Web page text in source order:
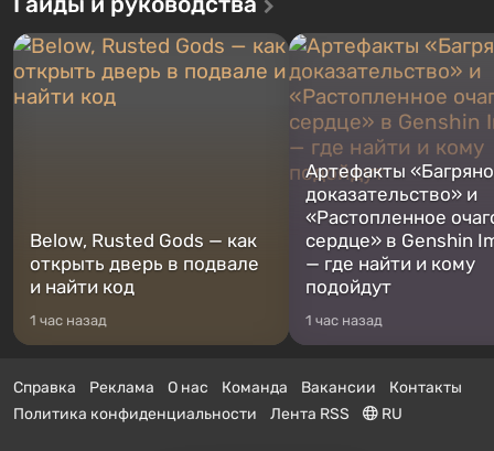
Below, Rusted Gods — как
открыть дверь в подвале
и найти код
1 час назад
Артефакты
доказательство» и
«Растопленное
сердце» в Genshin
— где найти и кому
подойдут
1 час назад
Справка Реклама О нас Команда Вакансии
Контакты
Политика конфиденциальности
Лента RSS RU